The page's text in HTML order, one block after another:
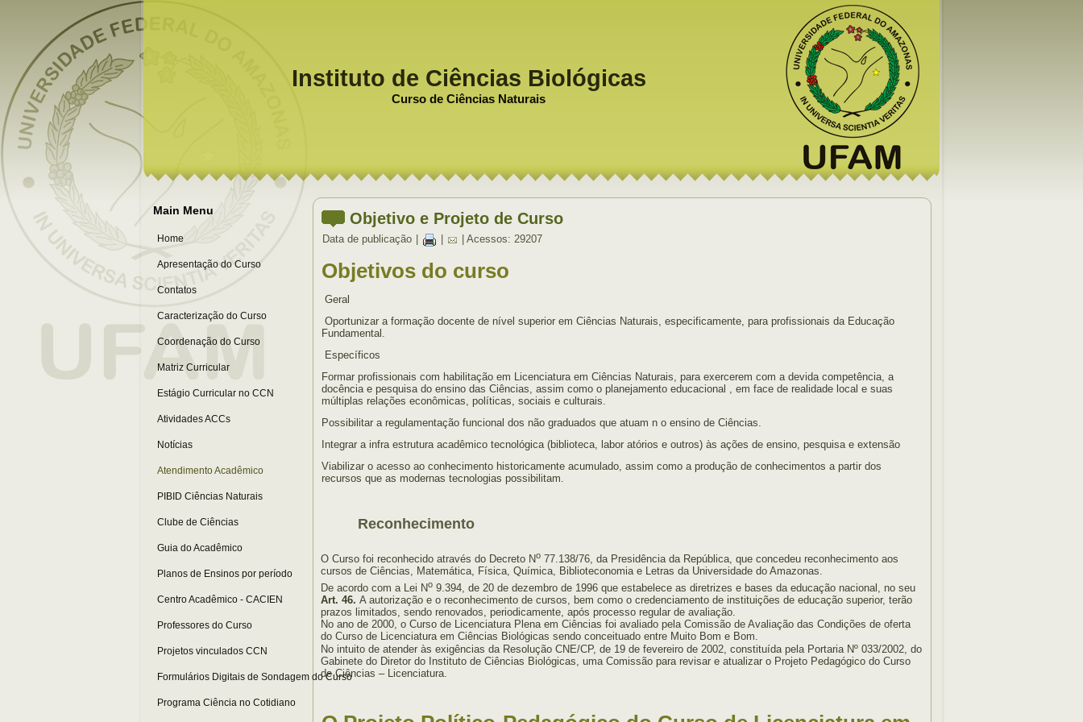
Instituto de Ciências Biológicas
Curso de Ciências Naturais
Main Menu
Home
Apresentação do Curso
Contatos
Caracterização do Curso
Coordenação do Curso
Matriz Curricular
Estágio Curricular no CCN
Atividades ACCs
Notícias
Atendimento Acadêmico
PIBID Ciências Naturais
Clube de Ciências
Guia do Acadêmico
Planos de Ensinos por período
Centro Acadêmico - CACIEN
Professores do Curso
Projetos vinculados CCN
Formulários Digitais de Sondagem do Curso
Programa Ciência no Cotidiano
Objetivo e Projeto de Curso
Data de publicação | Acessos: 29207
Objetivos do curso
Geral
Oportunizar a formação docente de nível superior em Ciências Naturais, especificamente, para profissionais da Educação
Fundamental.
Específicos
Formar profissionais com habilitação em Licenciatura em Ciências Naturais, para exercerem com a devida competência, a
docência e pesquisa do ensino das Ciências, assim como o planejamento educacional , em face de realidade local e suas
múltiplas relações econômicas, políticas, sociais e culturais.
Possibilitar a regulamentação funcional dos não graduados que atuam n o ensino de Ciências.
Integrar a infra estrutura acadêmico tecnológica (biblioteca, labor atórios e outros) às ações de ensino, pesquisa e extensão
Viabilizar o acesso ao conhecimento historicamente acumulado, assim como a produção de conhecimentos a partir dos
recursos que as modernas tecnologias possibilitam.
Reconhecimento
O Curso foi reconhecido através do Decreto No 77.138/76, da Presidência da República, que concedeu reconhecimento aos
cursos de Ciências, Matemática, Física, Química, Biblioteconomia e Letras da Universidade do Amazonas.
De acordo com a Lei No 9.394, de 20 de dezembro de 1996 que estabelece as diretrizes e bases da educação nacional, no seu
Art. 46. A autorização e o reconhecimento de cursos, bem como o credenciamento de instituições de educação superior, terão
prazos limitados, sendo renovados, periodicamente, após processo regular de avaliação.
No ano de 2000, o Curso de Licenciatura Plena em Ciências foi avaliado pela Comissão de Avaliação das Condições de oferta
do Curso de Licenciatura em Ciências Biológicas sendo conceituado entre Muito Bom e Bom.
No intuito de atender às exigências da Resolução CNE/CP, de 19 de fevereiro de 2002, constituída pela Portaria Nº 033/2002, do
Gabinete do Diretor do Instituto de Ciências Biológicas, uma Comissão para revisar e atualizar o Projeto Pedagógico do Curso
de Ciências – Licenciatura.